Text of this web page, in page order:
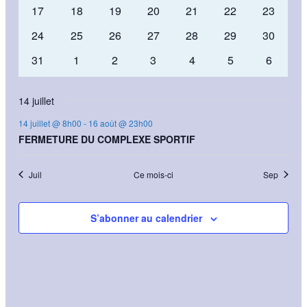
0
17
0
18
0
19
0
20
0
21
0
22
0
23
0
24
0
25
0
26
0
27
0
28
0
29
0
30
0
évènements
31
0
évènements
1
0
évènements
2
0
évènements
3
0
évènements
4
0
évènements
5
0
6
14 juillet
14 juillet @ 8h00 - 16 août @ 23h00
FERMETURE DU COMPLEXE SPORTIF
Juil Ce mois-ci Sep
S’abonner au calendrier